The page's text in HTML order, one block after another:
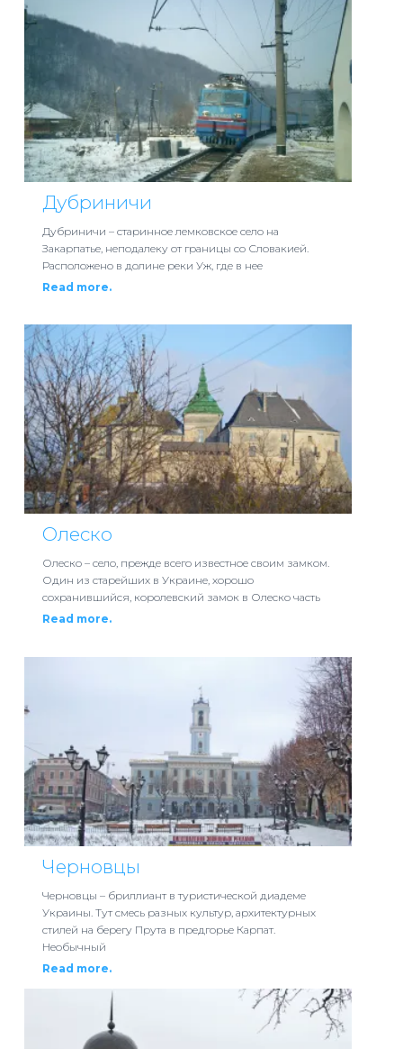
Дубриничи
Дубриничи – старинное лемковское село на
Закарпатье, неподалеку от границы со Словакией.
Расположено в долине реки Уж, где в нее
Read more.
Олеско
Олеско – село, прежде всего известное своим замком.
Один из старейших в Украине, хорошо
сохранившийся, королевский замок в Олеско часть
Read more.
Черновцы
Черновцы – бриллиант в туристической диадеме
Украины. Тут смесь разных культур, архитектурных
стилей на берегу Прута в предгорье Карпат.
Необычный
Read more.